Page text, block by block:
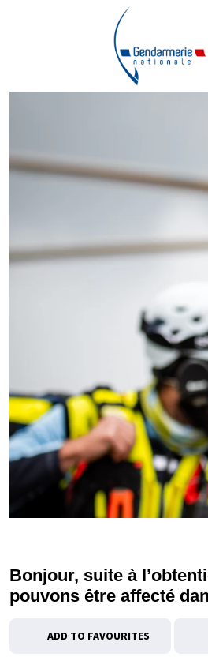
Bonjour, suite à
pouvons être affecté
ADD TO FAVOURITES